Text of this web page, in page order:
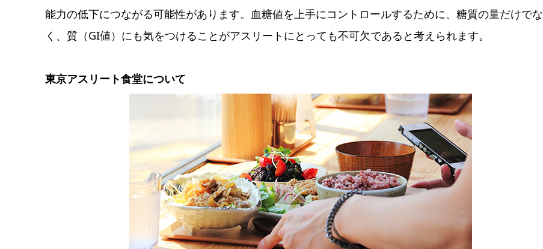
能力の低下につながる可能性があります。血糖値を上手にコントロールするために、糖質の量だけでな
く、質（GI値）にも気をつけることがアスリートにとっても不可欠であると考えられます。
東京アスリート食堂について